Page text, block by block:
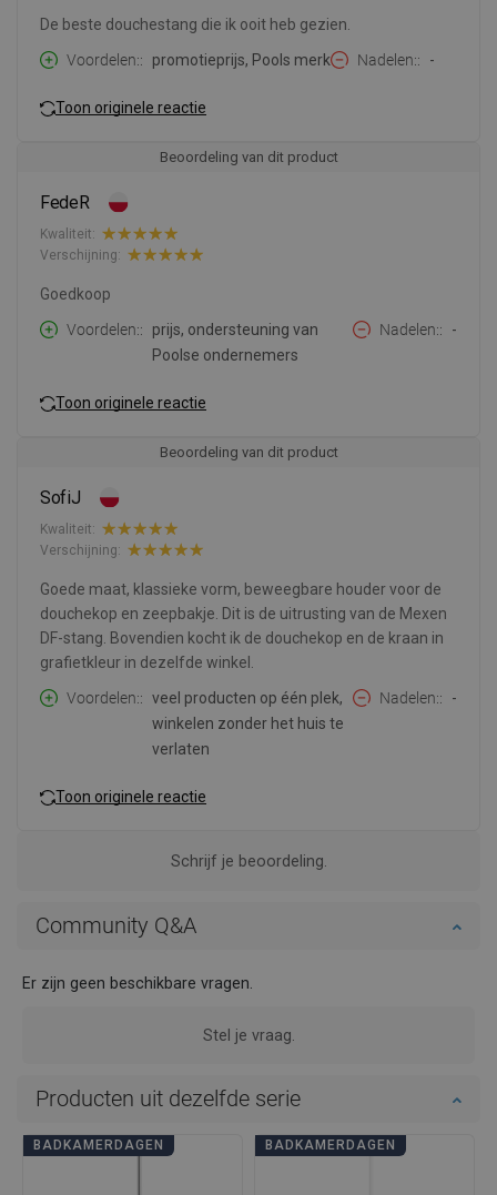
De beste douchestang die ik ooit heb gezien.
Voordelen:
promotieprijs, Pools merk Nadelen: -
Toon originele reactie
Beoordeling van dit product
FedeR
Kwaliteit:
Verschijning:
Goedkoop
Voordelen:
prijs, ondersteuning van
Poolse ondernemers
Nadelen: -
Toon originele reactie
Beoordeling van dit product
SofiJ
Kwaliteit:
Verschijning:
Goede maat, klassieke vorm, beweegbare houder voor de
douchekop en zeepbakje. Dit is de uitrusting van de Mexen
DF-stang. Bovendien kocht ik de douchekop en de kraan in
grafietkleur in dezelfde winkel.
Voordelen:
veel producten op één plek,
winkelen zonder het huis te
verlaten
Nadelen: -
Toon originele reactie
Schrijf je beoordeling.
Community Q&A
Er zijn geen beschikbare vragen.
Stel je vraag.
Producten uit dezelfde serie
BADKAMERDAGEN BADKAMERDAGEN